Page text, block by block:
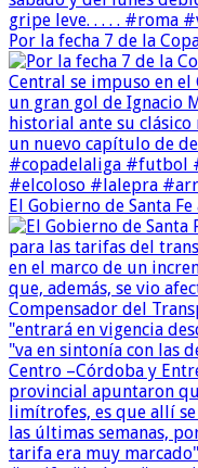
Por la fecha 7 de la
El Gobierno de Santa